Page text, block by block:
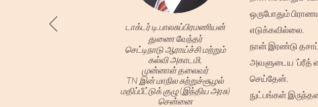
டாக்டர் டி.பாலசுப்பிரமணியன்
துணை வேந்தர்
செட்டிநாடு ஆராய்ச்சி மற்றும்
கல்வி அகாடமி,
முன்னாள் தலைவர்
TN இன் மாநில சுற்றுச்சூழல்
மதிப்பீட்டுக் குழு (இந்திய அரசு)
சென்னை
ஒருபோதும்
எடுக்கவில்லை.
நான் இரண்டு
அவளுடைய 'ப்ரீத்
செய்தேன்.
நுட்பங்கள்